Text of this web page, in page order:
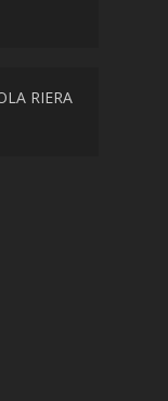
RIERA